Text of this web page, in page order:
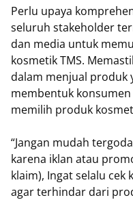
Perlu upaya
seluruh stakeholder
dan media untuk
kosmetik TMS.
dalam menjual produk
membentuk
memilih produk
“Jangan mudah
karena iklan atau
klaim), Ingat selalu cek
agar terhindar dari